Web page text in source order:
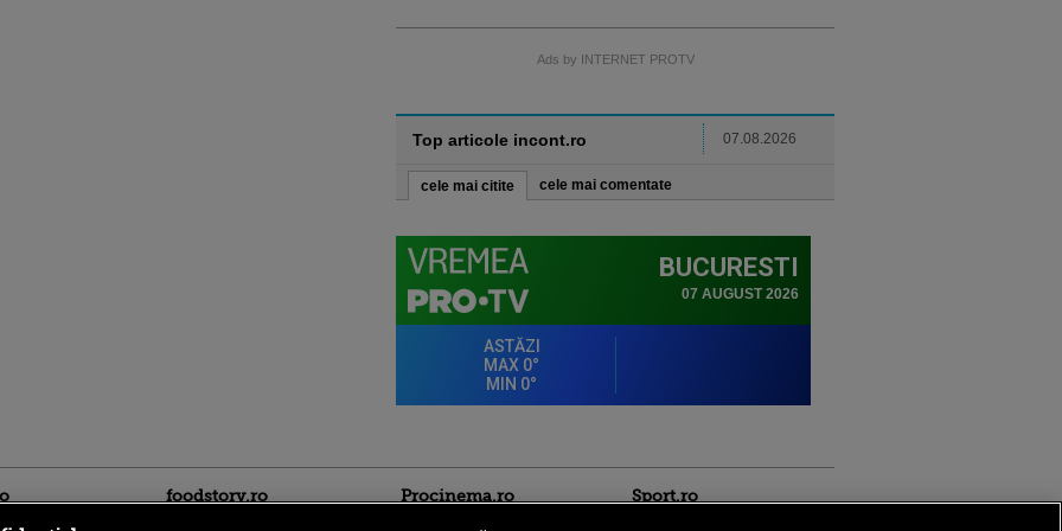
Ads by INTERNET PROTV
Top articole incont.ro 07.08.2026
cele mai citite cele mai comentate
foodstory.ro Procinema.ro Sport.ro